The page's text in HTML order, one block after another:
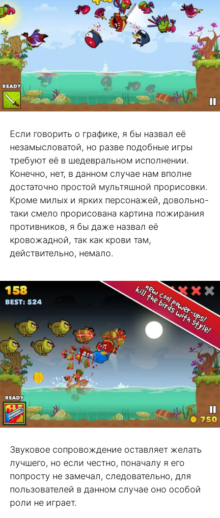
Если говорить о графике, я бы назвал её
незамысловатой, но разве подобные игры
требуют её в шедевральном исполнении.
Конечно, нет, в данном случае нам вполне
достаточно простой мультяшной прорисовки.
Кроме милых и ярких персонажей, довольно-
таки смело прорисована картина пожирания
противников, я бы даже назвал её
кровожадной, так как крови там,
действительно, немало.
Звуковое сопровождение оставляет желать
лучшего, но если честно, поначалу я его
попросту не замечал, следовательно, для
пользователей в данном случае оно особой
роли не играет.